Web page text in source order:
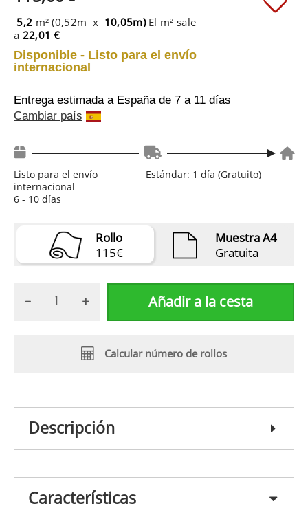
5,2 m² (0,52m x 10,05m) El m² sale
a 22,01 €
Disponible - Listo para el envío
internacional
Entrega estimada a España de 7 a 11 días
Cambiar país
Listo para el envío
internacional
6 - 10 días
Estándar: 1 día (Gratuito)
Rollo
115€
Muestra A4
Gratuita
Añadir a la cesta
Calcular número de rollos
Descripción
Características